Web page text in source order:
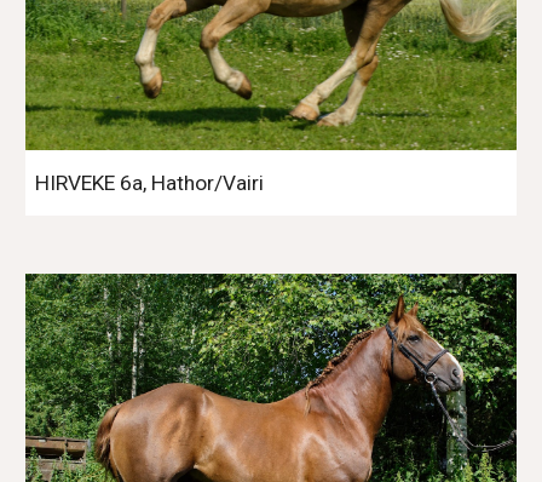
HIRVEKE 6a, Hathor/Vairi